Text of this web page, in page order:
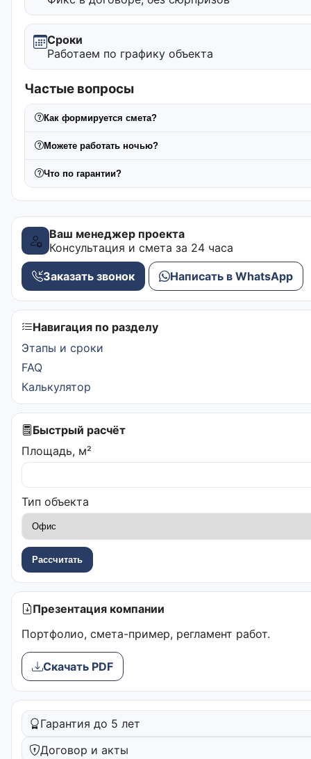
Сроки
Работаем по графику объекта
Частые вопросы
Как формируется смета?
Можете работать ночью?
Что по гарантии?
Ваш менеджер проекта
Консультация и смета за 24 часа
Заказать звонок Написать в WhatsApp
Навигация по разделу
Этапы и сроки
FAQ
Калькулятор
Быстрый расчёт
Площадь, м²
Тип объекта
Рассчитать
Презентация компании
Портфолио, смета-пример, регламент работ.
Скачать PDF
Гарантия до 5 лет
Договор и акты